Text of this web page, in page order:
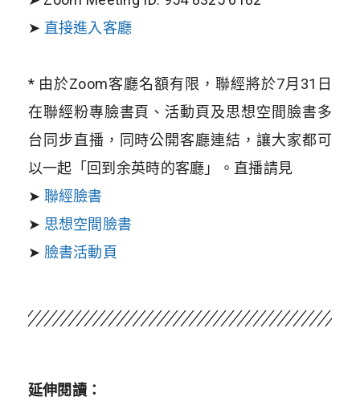
➤ 直接進入客廳
* 由於Zoom客廳名額有限，聯經將於7月31日
在聯經粉專臉書頁、活動頁及思想空間臉書多
台同步直播，同時公開客廳連結，讓大家都可
以一起「回到余英時的客廳」。直播請見
➤ 聯經臉書
➤ 思想空間臉書
➤ 臉書活動頁
延伸閱讀：